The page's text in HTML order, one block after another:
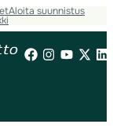
Aloita suunnistus